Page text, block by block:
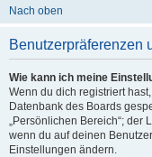
Nach oben
Benutzerpräferenzen
Wie kann ich meine
Wenn du dich registriert
Datenbank des Boards
„Persönlichen Bereich“;
wenn du auf deinen
Einstellungen ändern.